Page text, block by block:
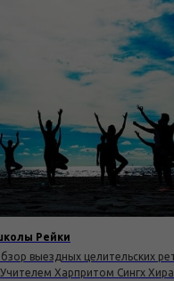
Рейки
выездных целительских
Харпритом Сингх